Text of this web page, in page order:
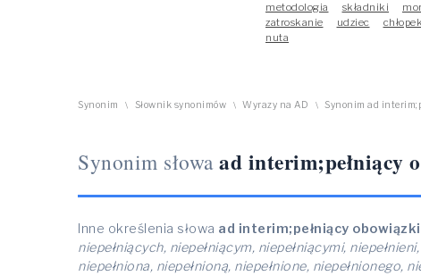
metodologia
składniki
zatroskanie
udziec
nuta
Synonim \ Słownik synonimów \ Wyrazy na AD \ Synonim ad
Synonim słowa ad interim;pełniący
Inne określenia słowa ad interim;pełniący obowiązki
niepełniących, niepełniącym, niepełniącymi,
niepełniona, niepełnioną, niepełnione, niepełnionego,